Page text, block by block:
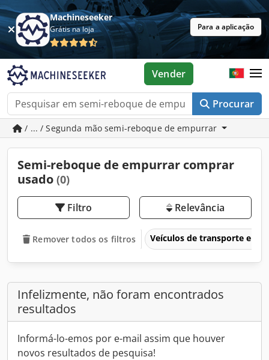
Machineseeker
Grátis na loja Para a aplicação
Procurar
Vender
/ ... / Segunda mão semi-reboque de empurrar
Semi-reboque de empurrar comprar
usado (0)
Filtro Relevância
Remover todos os filtros Veículos de transporte e
Infelizmente, não foram encontrados
resultados
Informá-lo-emos por e-mail assim que houver
novos resultados de pesquisa!